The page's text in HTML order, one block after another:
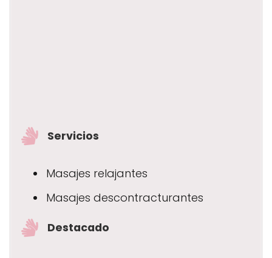
Servicios
Masajes relajantes
Masajes descontracturantes
Destacado